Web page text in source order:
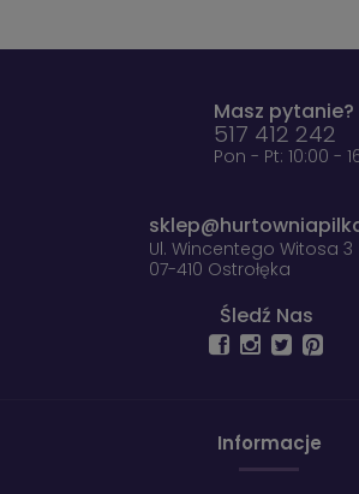
Masz pytanie?
517 412 242
Pon - Pt: 10:00 -
Ul. Wincentego Witosa 3
07-410 Ostrołęka
Śledź Nas
Informacje